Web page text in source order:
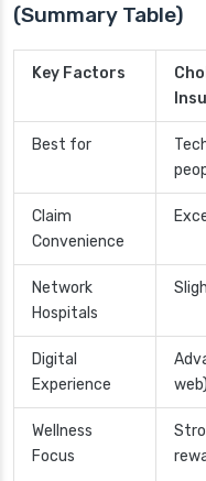
(Summary Table)
Key Factors
Best for
Claim
Convenience
Network
Hospitals
Digital
Experience
web)
Wellness
Focus